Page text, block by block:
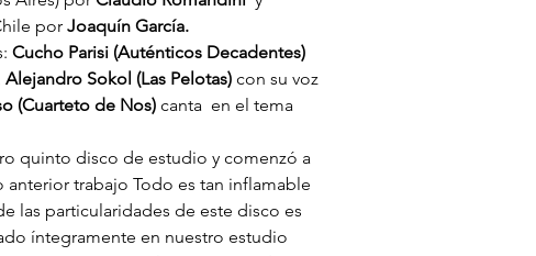
por Joaquín García.
Cucho Parisi (Auténticos Decadentes)
Alejandro Sokol (Las Pelotas) con su voz
(Cuarteto de Nos) canta  en el tema
quinto disco de estudio y comenzó a
anterior trabajo Todo es tan inflamable
las particularidades de este disco es
íntegramente en nuestro estudio